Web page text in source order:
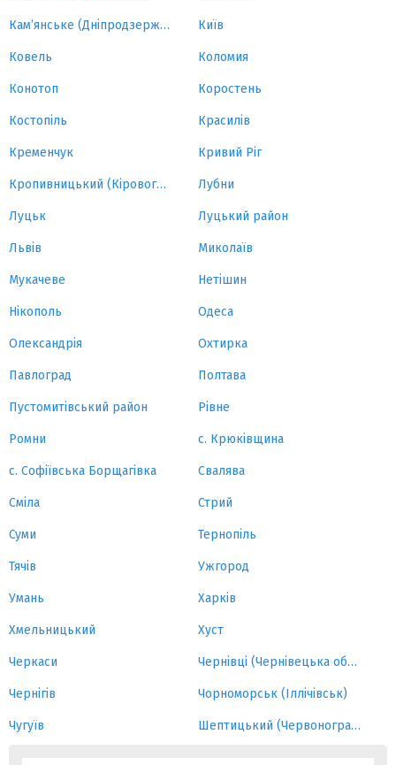
Кам’янське (Дніпродзержинськ) Київ
Ковель Коломия
Конотоп Коростень
Костопіль Красилів
Кременчук Кривий Ріг
Кропивницький (Кіровоград) Лубни
Луцьк Луцький район
Львів Миколаїв
Мукачеве Нетішин
Нікополь Одеса
Олександрія Охтирка
Павлоград Полтава
Пустомитівський район Рівне
Ромни с. Крюківщина
с. Софіївська Борщагівка Свалява
Сміла Стрий
Суми Тернопіль
Тячів Ужгород
Умань Харків
Хмельницький Хуст
Черкаси Чернівці (Чернівецька область)
Чернігів Чорноморськ (Іллічівськ)
Чугуїв Шептицький (Червоноград)